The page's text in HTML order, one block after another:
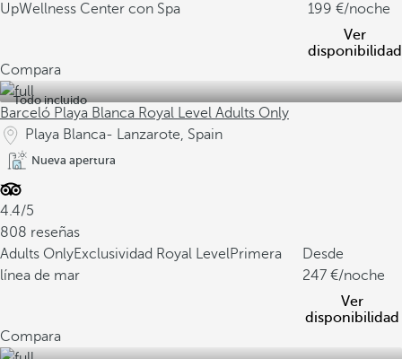
UpWellness Center con Spa
199
/noche
Ver
disponibilidad
Compara
Todo incluido
Barceló Playa Blanca Royal Level Adults Only
Playa Blanca- Lanzarote, Spain
Nueva apertura
4.4/5
808 reseñas
Adults OnlyExclusividad Royal LevelPrimera
línea de mar
Desde
247
/noche
Ver
disponibilidad
Compara